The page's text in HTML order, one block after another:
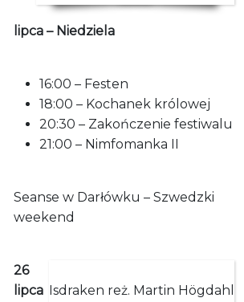
lipca – Niedziela
16:00 – Festen
18:00 – Kochanek królowej
20:30 – Zakończenie festiwalu
21:00 – Nimfomanka II
Seanse w Darłówku – Szwedzki
weekend
Isdraken reż. Martin Högdahl
26
lipca